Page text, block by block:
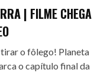
| FILME CHEGA
o fôlego! Planeta
o capítulo final da